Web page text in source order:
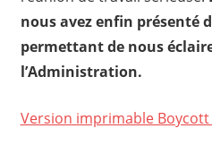
nous avez enfin présenté
permettant de nous
l’Administration.
Version imprimable Boycott